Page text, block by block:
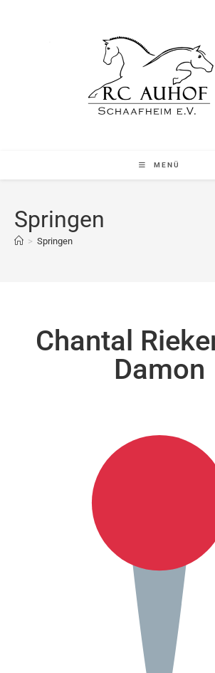
MENÜ
Springen
> Springen
Chantal
Damon